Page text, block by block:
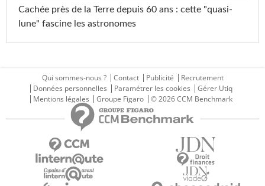
Cachée près de la Terre depuis 60 ans : cette "quasi-
lune" fascine les astronomes
Qui sommes-nous ? Contact Publicité
Recrutement
Données personnelles
Paramétrer les cookies
Gérer Utiq
Mentions légales
Groupe Figaro © 2026 CCM Benchmark